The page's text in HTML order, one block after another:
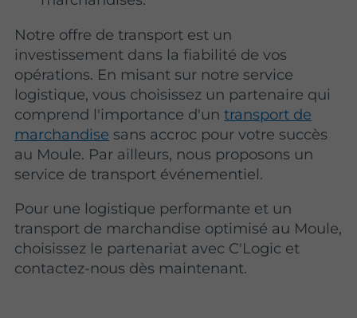
Notre offre de transport est un
investissement dans la fiabilité de vos
opérations. En misant sur notre service
logistique, vous choisissez un partenaire qui
comprend l'importance d'untransport de
marchandise sans accroc pour votre succès
au Moule. Par ailleurs, nous proposons un
service de transport événementiel.
Pour une logistique performante et un
transport de marchandise optimisé au Moule,
choisissez le partenariat avec C'Logic et
contactez-nous dès maintenant.